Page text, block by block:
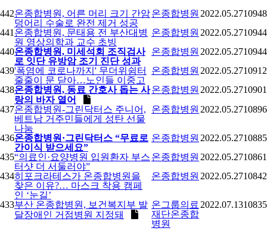
442온종합병원, 어른 머리 크기 간암
덩어리 수술로 완전 제거 성공
온종합병원 2022.05.2710948
441 온종합병원, 문태용 전 부산대병
원 영상의학과 교수 초빙
온종합병원 2022.05.2710944
440온종합병원, 미세석회 조직검사
로 잇단 유방암 조기 진단 성과
온종합병원 2022.05.2710944
439'폭염에 코로나까지' 무더위쉼터
줄줄이 문 닫아…노인들 이중고
온종합병원 2022.05.2710912
438온종합병원, 동료 간호사 돕는 사
랑의 바자 열어
온종합병원 2022.05.2710901
437온종합병원-그린닥터스 주니어,
베트남 거주민들에게 성탄 선물
나눔
온종합병원 2022.05.2710896
436온종합병원·그린닥터스 “무료로
간이식 받으세요”
온종합병원 2022.05.2710885
435“의료인·요양병원 입원환자 부스
터샷 더 서둘러야”
온종합병원 2022.05.2710861
434히포크라테스가 온종합병원을
찾은 이유?… 마스크 착용 캠페
인 ‘눈길’
온종합병원 2022.05.2710842
433부산 온종합병원, 보건복지부 발
달장애인 거점병원 지정돼
온그룹의료
재단온종합
병원
2022.07.1310835